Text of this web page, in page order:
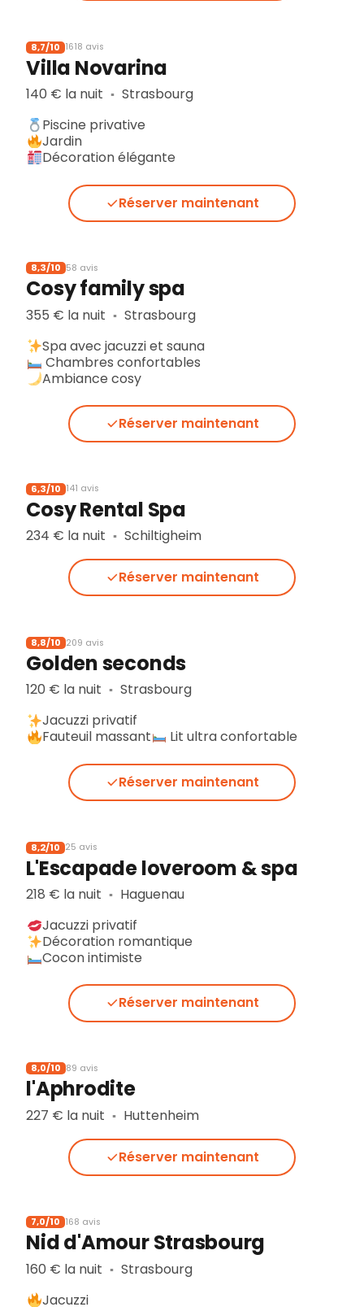
8,7/10 1618 avis
Villa Novarina
140 € la nuit ▪︎ Strasbourg
Piscine privative
Jardin
Décoration élégante
Réserver maintenant
8,3/10 58 avis
Cosy family spa
355 € la nuit ▪︎ Strasbourg
Spa avec jacuzzi et sauna
Chambres confortables
Ambiance cosy
Réserver maintenant
6,3/10 141 avis
Cosy Rental Spa
234 € la nuit ▪︎ Schiltigheim
Réserver maintenant
8,8/10 209 avis
Golden seconds
120 € la nuit ▪︎ Strasbourg
Jacuzzi privatif
Fauteuil massant
Lit ultra confortable
Réserver maintenant
8,2/10 25 avis
L'Escapade loveroom & spa
218 € la nuit ▪︎ Haguenau
Jacuzzi privatif
Décoration romantique
Cocon intimiste
Réserver maintenant
8,0/10 89 avis
l'Aphrodite
227 € la nuit ▪︎ Huttenheim
Réserver maintenant
7,0/10 168 avis
Nid d'Amour Strasbourg
160 € la nuit ▪︎ Strasbourg
Jacuzzi